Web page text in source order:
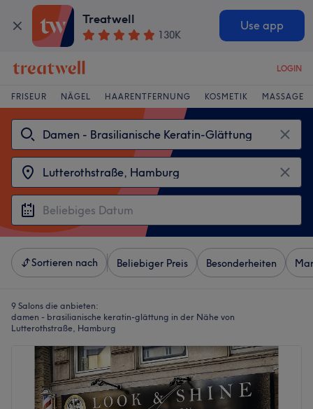
Treatwell
130K
Use app
LOGIN
FRISEUR NÄGEL HAARENTFERNUNG KOSMETIK MASSAGE
Sortieren nach Beliebiger Preis Besonderheiten
9 Salons die anbieten:
damen - brasilianische keratin-glättung in der Nähe von
Lutterothstraße, Hamburg